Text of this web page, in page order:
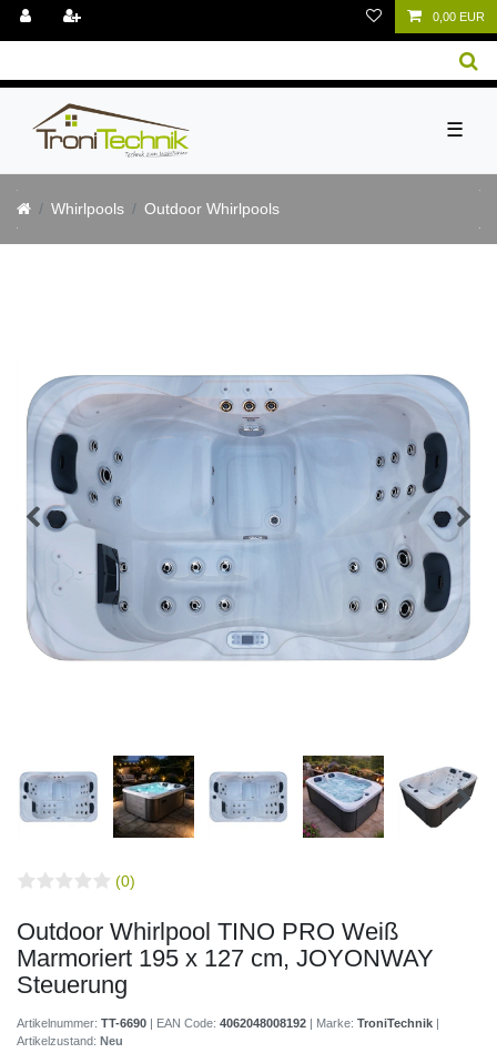
0,00 EUR
☰
Whirlpools Outdoor Whirlpools
(0)
Outdoor Whirlpool TINO PRO Weiß
Marmoriert 195 x 127 cm, JOYONWAY
Steuerung
Artikelnummer: TT-6690 | EAN Code: 4062048008192 | Marke: TroniTechnik |
Artikelzustand: Neu